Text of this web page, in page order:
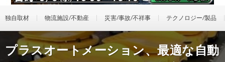
独自取材 物流施設/不動産 災害/事故/不祥事 テクノロジー/製品
プラスオートメーション、最適な自動